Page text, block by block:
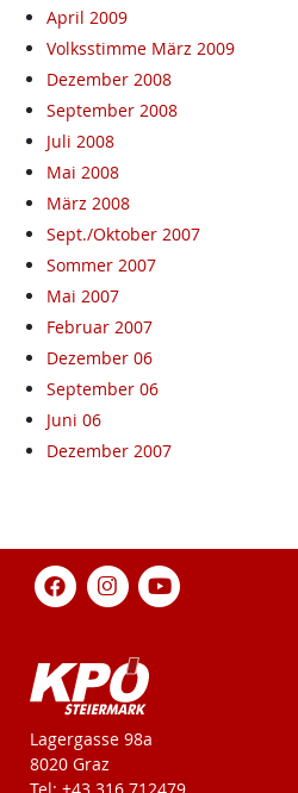
April 2009
Volksstimme März 2009
Dezember 2008
September 2008
Juli 2008
Mai 2008
März 2008
Sept./Oktober 2007
Sommer 2007
Mai 2007
Februar 2007
Dezember 06
September 06
Juni 06
Dezember 2007
KPÖ-Steiermark
Lagergasse 98a
8020 Graz